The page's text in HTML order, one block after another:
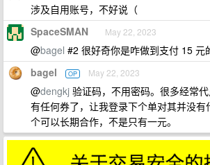
涉及自用账号，不好说（
SpaceSMAN May 22, 2023
@bagel #2 很好奇你是咋做到支付 15 元
bagel OP May 22, 2023
@dengkj 验证码，不用密码。很多经常
有任何券了，让我登录下个单对其并没
个可以长期合作，不是只有一元。